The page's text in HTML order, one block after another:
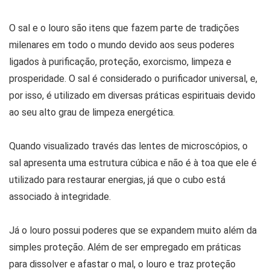
O sal e o louro são itens que fazem parte de tradições
milenares em todo o mundo devido aos seus poderes
ligados à purificação, proteção, exorcismo, limpeza e
prosperidade. O sal é considerado o purificador universal, e,
por isso, é utilizado em diversas práticas espirituais devido
ao seu alto grau de limpeza energética.
Quando visualizado través das lentes de microscópios, o
sal apresenta uma estrutura cúbica e não é à toa que ele é
utilizado para restaurar energias, já que o cubo está
associado à integridade.
Já o louro possui poderes que se expandem muito além da
simples proteção. Além de ser empregado em práticas
para dissolver e afastar o mal, o louro e traz proteção